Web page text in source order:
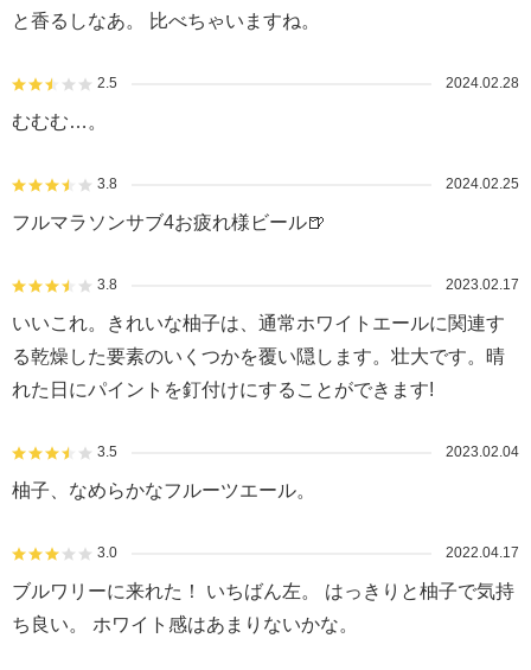
と香るしなあ。 比べちゃいますね。
2.5 2024.02.28
むむむ…。
3.8 2024.02.25
フルマラソンサブ4お疲れ様ビール🍺
3.8 2023.02.17
いいこれ。きれいな柚子は、通常ホワイトエールに関連す
る乾燥した要素のいくつかを覆い隠します。壮大です。晴
れた日にパイントを釘付けにすることができます!
3.5 2023.02.04
柚子、なめらかなフルーツエール。
3.0 2022.04.17
ブルワリーに来れた！ いちばん左。 はっきりと柚子で気持
ち良い。 ホワイト感はあまりないかな。